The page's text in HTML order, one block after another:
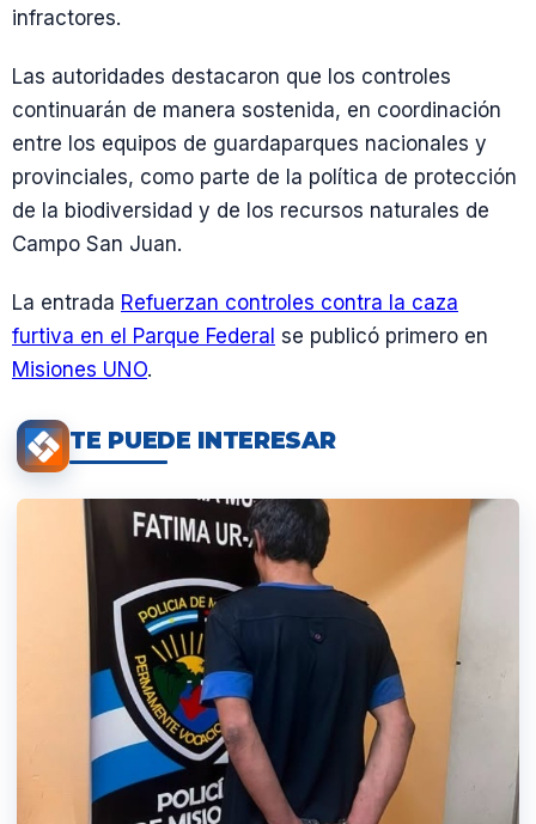
infractores.
Las autoridades destacaron que los controles
continuarán de manera sostenida, en coordinación
entre los equipos de guardaparques nacionales y
provinciales, como parte de la política de protección
de la biodiversidad y de los recursos naturales de
Campo San Juan.
La entrada Refuerzan controles contra la caza
furtiva en el Parque Federal se publicó primero en
Misiones UNO.
TE PUEDE INTERESAR